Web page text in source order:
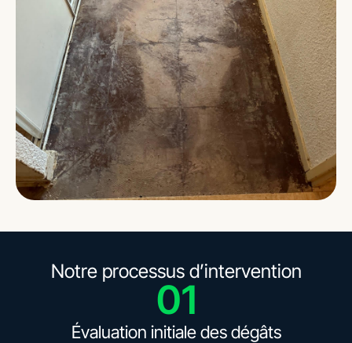
Notre processus d’intervention
01
Évaluation initiale des dégâts